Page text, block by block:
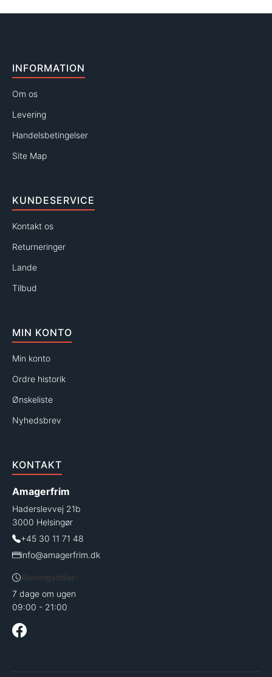
INFORMATION
Om os
Levering
Handelsbetingelser
Site Map
KUNDESERVICE
Kontakt os
Returneringer
Lande
Tilbud
MIN KONTO
Min konto
Ordre historik
Ønskeliste
Nyhedsbrev
KONTAKT
Amagerfrim
Haderslevvej 21b
3000 Helsingør
+45 30 11 71 48
info@amagerfrim.dk
Åbningstider:
7 dage om ugen
09:00 - 21:00